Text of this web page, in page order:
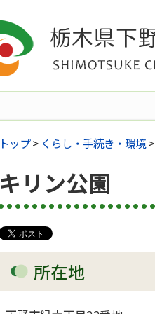
トップ> くらし・手続き・環境>
キリン公園
所在地